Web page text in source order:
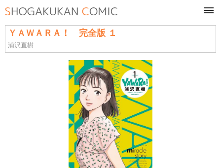
ＹＡＷＡＲＡ！ 完全版 １
浦沢直樹